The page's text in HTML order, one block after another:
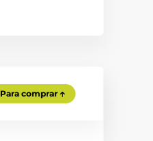
Para comprar